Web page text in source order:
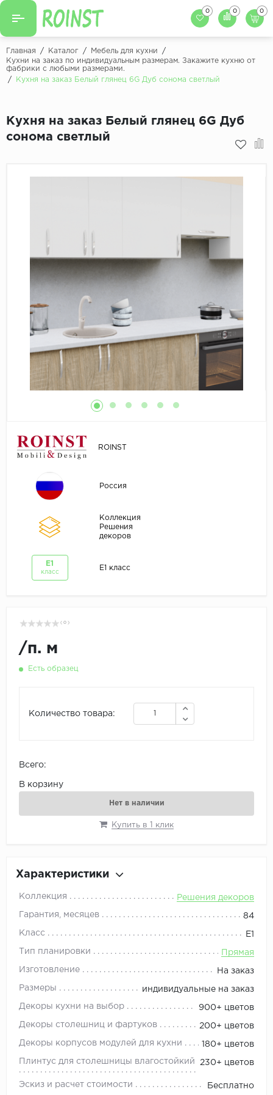
Назад
Кухни на заказ
Кухонный фартук
Мойки для кухни
0 0 0
Главная / Каталог / Мебель для кухни
/
Кухни на заказ по индивидуальным размерам. Закажите кухню от
фабрики с любыми размерами.
/
Кухня на заказ Белый глянец 6G Дуб сонома светлый
Кухня на заказ Белый глянец 6G Дуб
сонома светлый
ROINST
Россия
Коллекция
Решения
декоров
Е1
класс
Е1 класс
( 0 )
/п. м
Есть образец
Количество товара:
Всего:
В корзину
Нет в наличии
Купить в 1 клик
Характеристики
Коллекция Решения декоров
Гарантия, месяцев 84
Класс Е1
Тип планировки Прямая
Изготовление На заказ
Размеры индивидуальные на заказ
Декоры кухни на выбор 900+ цветов
Декоры столешниц и фартуков 200+ цветов
Декоры корпусов модулей для кухни 180+ цветов
Плинтус для столешницы влагостойкий 230+ цветов
Эскиз и расчет стоимости Бесплатно